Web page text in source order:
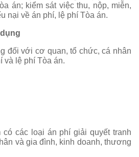
án; kiểm sát việc thu, nộp, miễn,
nại về án phí, lệ phí Tòa án.
đối với cơ quan, tổ chức, cá nhân
và lệ phí Tòa án.
các loại án phí giải quyết tranh
và gia đình, kinh doanh, thương